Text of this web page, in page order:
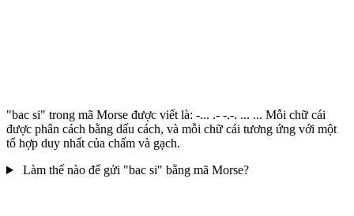
"bac si" trong mã Morse được viết là: -... .- -.-. ... ... Mỗi chữ cái
được phân cách bằng dấu cách, và mỗi chữ cái tương ứng với một
tổ hợp duy nhất của chấm và gạch.
Làm thế nào để gửi "bac si" bằng mã Morse?